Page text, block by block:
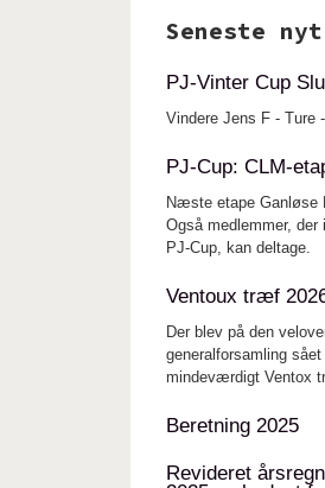
Seneste nyt
PJ-Vinter Cup
Vindere Jens F - Ture
PJ-Cup: CLM-
Næste etape Ganløse
Også medlemmer,
PJ-Cup, kan deltage.
Ventoux træf
Der blev på den
generalforsamling
mindeværdigt Ventox
Beretning 2025
Revideret